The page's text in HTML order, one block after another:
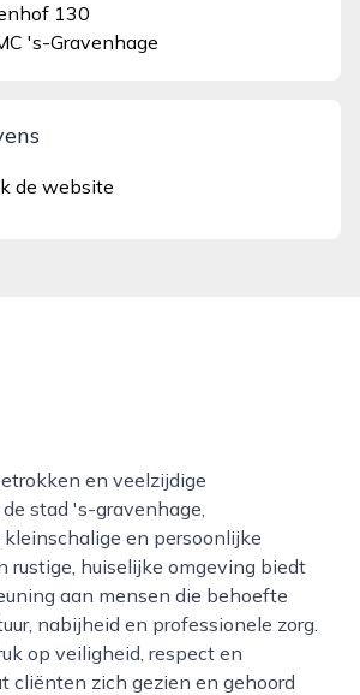
130
's-Gravenhage
de website
stad 's-gravenhage,
en persoonlijke
rustige, huiselijke omgeving biedt
aan mensen die behoefte
nabijheid en professionele zorg.
op veiligheid, respect en
cliënten zich gezien en gehoord